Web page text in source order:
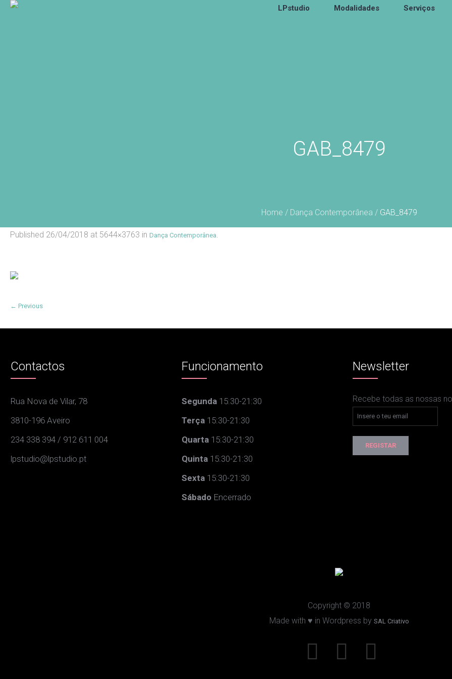
LPstudio Modalidades Serviços
GAB_8479
Home / Dança Contemporânea / GAB_8479
Published 26/04/2018 at 5644×3763 in Dança Contemporânea.
← Previous
Contactos
Rua Nova de Vilar, 78
3810-196 Aveiro
234 338 394 / 912 611 004
lpstudio@lpstudio.pt
Funcionamento
Segunda 15:30-21:30
Terça 15:30-21:30
Quarta 15:30-21:30
Quinta 15:30-21:30
Sexta 15:30-21:30
Sábado Encerrado
Newsletter
Recebe todas as nossas
Copyright © 2018
Made with ♥ in Wordpress by SAL Criativo